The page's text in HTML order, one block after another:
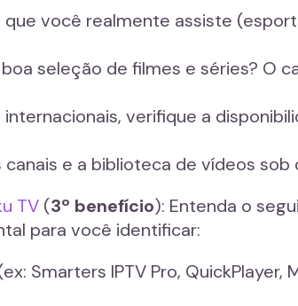
você realmente assiste
boa seleção de filmes e séries? O
verifique a
e a biblioteca de vídeos
TV (3º benefício): Entenda o
para você identificar:
Smarters IPTV Pro, QuickPlayer,